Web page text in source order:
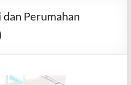
Perumahan